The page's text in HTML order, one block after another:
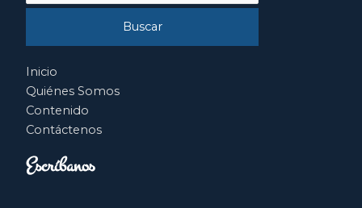
Inicio
Quiénes Somos
Contenido
Contáctenos
Escríbanos